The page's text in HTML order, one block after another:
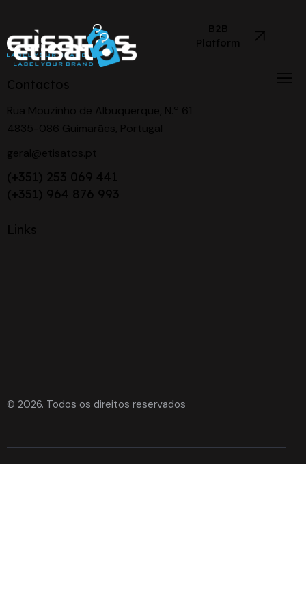
B2B
Platform
Contactos
Rua Mouzinho de Albuquerque, N.º 61
4835-086 Guimarães, Portugal
geral@etisatos.pt
(+351) 253 069 441
(+351) 964 876 993
Links
© 2026. Todos os direitos reservados